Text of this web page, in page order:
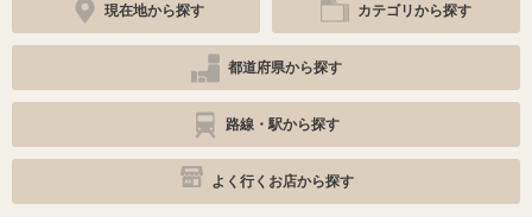
現在地から探す カテゴリから探す
都道府県から探す
路線・駅から探す
よく行くお店から探す